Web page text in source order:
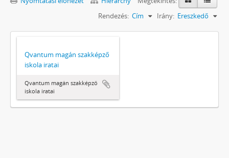
Rendezés: Cím Irány: Ereszkedő
Qvantum magán szakképző
iskola iratai
Qvantum magán szakképző
iskola iratai